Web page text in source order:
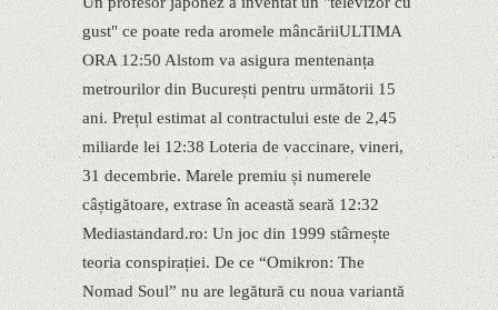
gust" ce poate reda aromele mâncăriiULTIMA
ORA 12:50 Alstom va asigura mentenanța
metrourilor din București pentru următorii 15
ani. Prețul estimat al contractului este de 2,45
miliarde lei 12:38 Loteria de vaccinare, vineri,
31 decembrie. Marele premiu și numerele
câștigătoare, extrase în această seară 12:32
Mediastandard.ro: Un joc din 1999 stârnește
teoria conspirației. De ce “Omikron: The
Nomad Soul” nu are legătură cu noua variantă